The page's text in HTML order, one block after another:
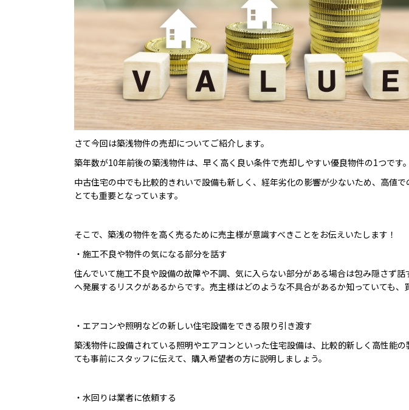
さて今回は築浅物件の売却についてご紹介します。
築年数が10年前後の築浅物件は、早く高く良い条件で売却しやすい優良物件の1つです。
中古住宅の中でも比較的きれいで設備も新しく、経年劣化の影響が少ないため、高値
とても重要となっています。
そこで、築浅の物件を高く売るために売主様が意識すべきことをお伝えいたします！
・施工不良や物件の気になる部分を話す
住んでいて施工不良や設備の故障や不調、気に入らない部分がある場合は包み隠さず
へ発展するリスクがあるからです。売主様はどのような不具合があるか知っていても
・エアコンや照明などの新しい住宅設備をできる限り引き渡す
築浅物件に設備されている照明やエアコンといった住宅設備は、比較的新しく高性能
ても事前にスタッフに伝えて、購入希望者の方に説明しましょう。
・水回りは業者に依頼する